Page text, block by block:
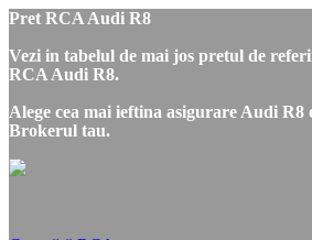
Pret RCA Audi R8
Vezi in tabelul de mai jos pretul de
RCA Audi R8.
Alege cea mai ieftina asigurare Audi R8
Brokerul tau.